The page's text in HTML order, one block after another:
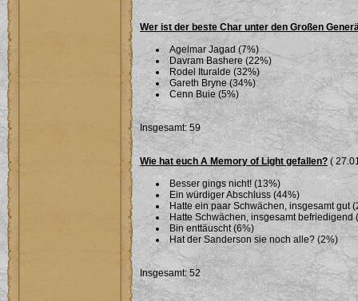
Wer ist der beste Char unter den Großen
Agelmar Jagad (7%)
Davram Bashere (22%)
Rodel Ituralde (32%)
Gareth Bryne (34%)
Cenn Buie (5%)
Insgesamt: 59
Wie hat euch A Memory of Light gefallen? (
Besser gings nicht! (13%)
Ein würdiger Abschluss (44%)
Hatte ein paar Schwächen, insgesamt gut
Hatte Schwächen, insgesamt befriedigend
Bin enttäuscht (6%)
Hat der Sanderson sie noch alle? (2%)
Insgesamt: 52